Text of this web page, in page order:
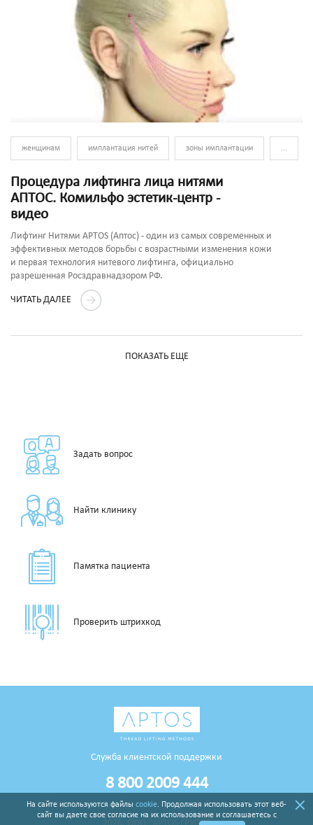
женщинам имплантация нитей зоны имплантации ...
Процедура лифтинга лица нитями
АПТОС. Комильфо эстетик-центр -
видео
Лифтинг Нитями APTOS (Аптос) - один из самых современных и
эффективных методов борьбы с возрастными изменения кожи
и первая технология нитевого лифтинга, официально
разрешенная Росздравнадзором РФ.
ЧИТАТЬ ДАЛЕЕ
ПОКАЗАТЬ ЕЩЕ
Задать вопрос
Найти клинику
Памятка пациента
Проверить штрихкод
Служба клиентской поддержки
8 800 2009 444
На сайте используются файлы cookie. Продолжая использовать этот веб-
сайт вы даете свое согласие на их использование и соглашаетесь с